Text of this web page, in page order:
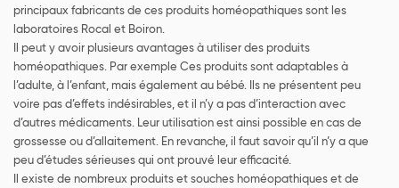
principaux fabricants de ces produits homéopathiques sont les
laboratoires Rocal et Boiron.
Il peut y avoir plusieurs avantages à utiliser des produits
homéopathiques. Par exemple Ces produits sont adaptables à
l’adulte, à l’enfant, mais également au bébé. Ils ne présentent peu
voire pas d’effets indésirables, et il n’y a pas d’interaction avec
d’autres médicaments. Leur utilisation est ainsi possible en cas de
grossesse ou d’allaitement. En revanche, il faut savoir qu’il n’y a que
peu d’études sérieuses qui ont prouvé leur efficacité.
Il existe de nombreux produits et souches homéopathiques et de